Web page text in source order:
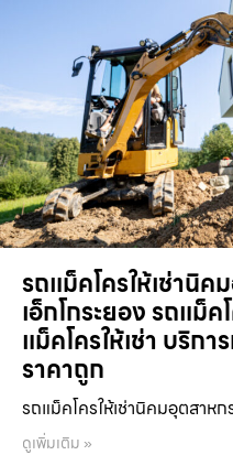
รถแม็คโครให้เช่านิค
เอ็กโกระยอง รถแม็ค
แม็คโครให้เช่า บริก
ราคาถูก
รถแม็คโครให้เช่านิคมอุตสาหก
ดูเพิ่มเติม »